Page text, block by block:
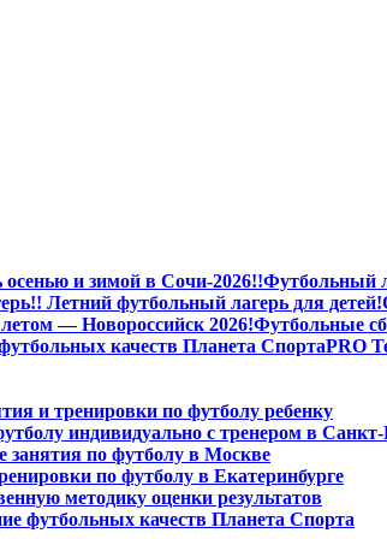
Футбольный
Футбольные
PRO
и тренировки по футболу ребенку
индивидуально с тренером в Санкт-
занятия по футболу в Москве
по футболу в Екатеринбурге
методику оценки результатов
футбольных качеств Планета Спорта